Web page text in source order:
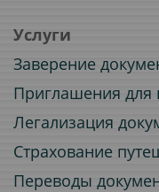
Услуги
Заверение
Приглашения для
Легализация
Страхование
Переводы